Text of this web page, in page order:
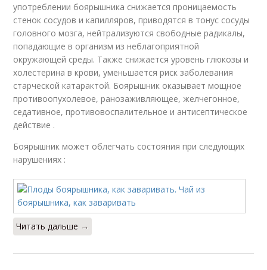
употреблении боярышника снижается проницаемость
стенок сосудов и капилляров, приводятся в тонус сосуды
головного мозга, нейтрализуются свободные радикалы,
попадающие в организм из неблагоприятной
окружающей среды. Также снижается уровень глюкозы и
холестерина в крови, уменьшается риск заболевания
старческой катарактой. Боярышник оказывает мощное
противоопухолевое, ранозаживляющее, желчегонное,
седативное, противовоспалительное и антисептическое
действие .
Боярышник может облегчать состояния при следующих
нарушениях :
Читать дальше →